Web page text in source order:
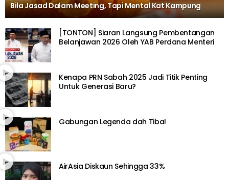
Bila Jasad Dalam Meeting, Tapi Mental Kat Kampung
[TONTON] Siaran Langsung Pembentangan
Belanjawan 2026 Oleh YAB Perdana Menteri
Kenapa PRN Sabah 2025 Jadi Titik Penting
Untuk Generasi Baru?
Gabungan Legenda dah Tiba!
AirAsia Diskaun Sehingga 33%